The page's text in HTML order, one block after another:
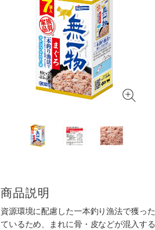
商品説明
資源環境に配慮した一本釣り漁法で獲っ
ているため、まれに骨・皮などが混入す